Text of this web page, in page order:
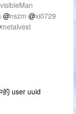
@nszm @xi0729
metalvest
的 user uuid